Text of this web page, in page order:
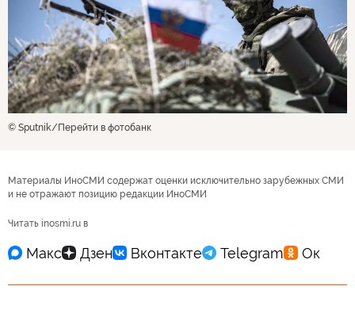
© Sputnik Перейти в фотобанк
Материалы ИноСМИ содержат оценки исключительно зарубежных СМИ
и не отражают позицию редакции ИноСМИ
Читать inosmi.ru в